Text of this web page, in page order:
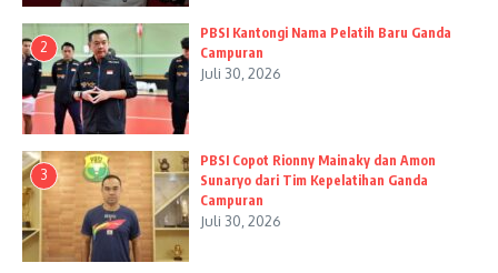
2
PBSI Kantongi Nama Pelatih Baru Ganda
Campuran
Juli 30, 2026
3
PBSI Copot Rionny Mainaky dan Amon
Sunaryo dari Tim Kepelatihan Ganda
Campuran
Juli 30, 2026